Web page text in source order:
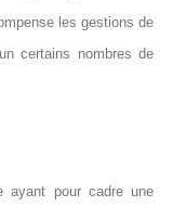
les gestions de
certains nombres de
ayant pour cadre une